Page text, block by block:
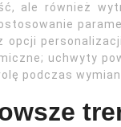
ale również
uchwyty
podczas wymian.